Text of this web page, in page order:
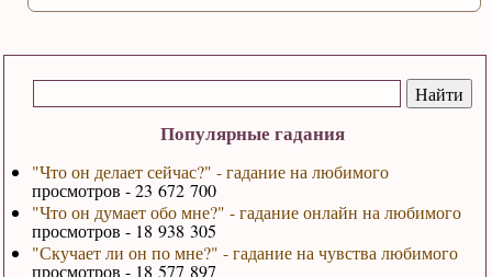
Популярные гадания
"Что он делает сейчас?" - гадание на любимого
просмотров - 23 672 700
"Что он думает обо мне?" - гадание онлайн на любимого
просмотров - 18 938 305
"Скучает ли он по мне?" - гадание на чувства любимого
просмотров - 18 577 897